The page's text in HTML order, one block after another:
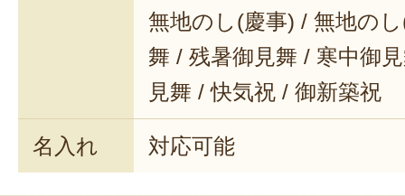
無地のし(慶事) / 無地の
舞 / 残暑御見舞 / 寒中御
見舞 / 快気祝 / 御新築祝
名入れ 対応可能